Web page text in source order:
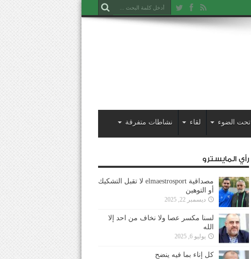
تحت الضوء لقاء نشاطات متفرقة
رأي المايسترو
مصداقية elmaestrosport لا تقبل التشكيك
أو التوهين
ديسمبر 22, 2025
لسنا مكسر عصا ولا نخاف من احد إلا
الله
يوليو 6, 2025
كل إناء بما فيه ينضح